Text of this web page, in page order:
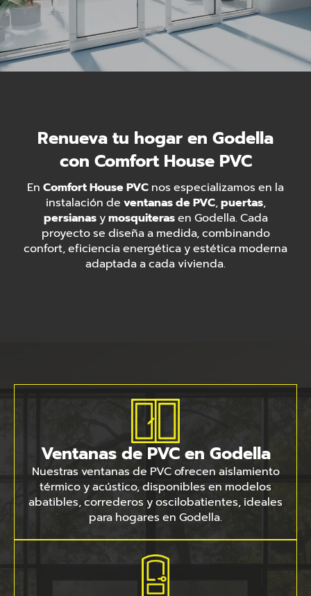
Renueva tu hogar en Godella
con Comfort House PVC
En Comfort House PVC nos especializamos en la
instalación de ventanas de PVC,puertas,
persianasymosquiterasen Godella. Cada
proyecto se diseña a medida, combinando
confort, eficiencia energética y estética moderna
adaptada a cada vivienda.
Ventanas de PVC en Godella
Nuestras ventanas de PVC ofrecen aislamiento
térmico y acústico, disponibles en modelos
abatibles, correderos y oscilobatientes, ideales
para hogares en Godella.